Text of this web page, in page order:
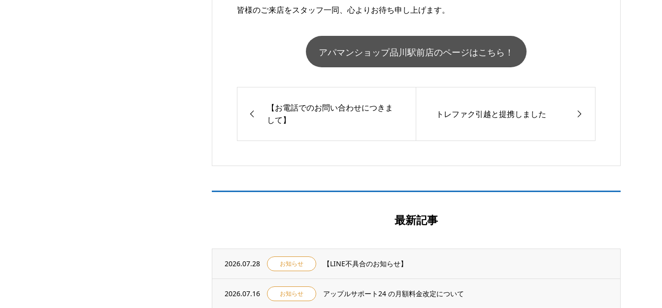
皆様のご来店をスタッフ一同、心よりお待ち申し上げます。
アパマンショップ品川駅前店のページはこちら！
【お電話でのお問い合わせにつきま
して】
トレファク引越と提携しました
最新記事
2026.07.28 お知らせ 【LINE不具合のお知らせ】
2026.07.16 お知らせ アップルサポート24 の月額料金改定について